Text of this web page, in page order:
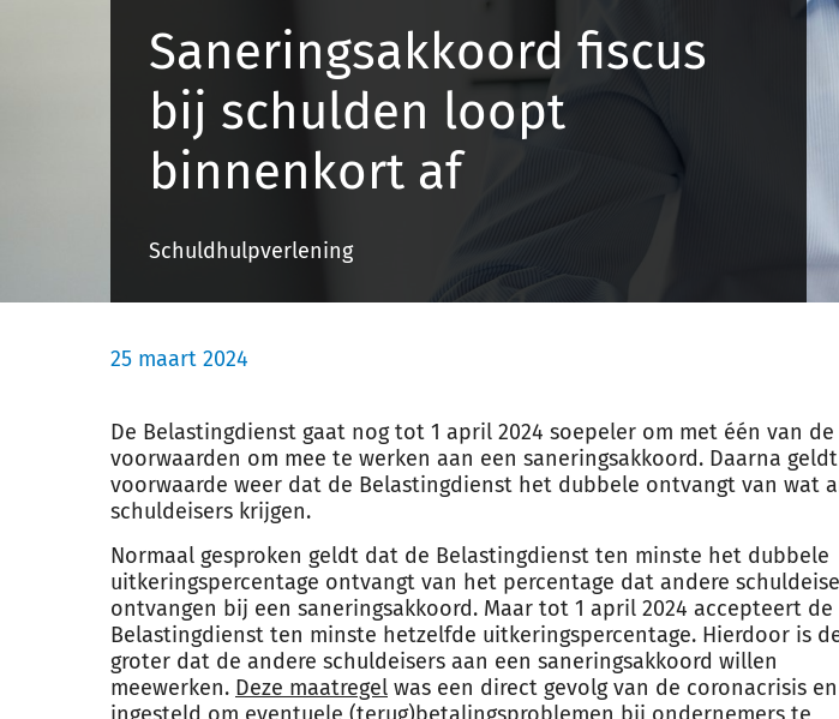
Saneringsakkoord fiscus
bij schulden loopt
binnenkort af
Schuldhulpverlening
25 maart 2024
De Belastingdienst gaat nog tot 1 april 2024 soepeler om met één van de
voorwaarden om mee te werken aan een saneringsakkoord. Daarna
voorwaarde weer dat de Belastingdienst het dubbele ontvangt van wat
schuldeisers krijgen.
Normaal gesproken geldt dat de Belastingdienst ten minste het dubbele
uitkeringspercentage ontvangt van het percentage dat andere
ontvangen bij een saneringsakkoord. Maar tot 1 april 2024 accepteert de
Belastingdienst ten minste hetzelfde uitkeringspercentage. Hierdoor is
groter dat de andere schuldeisers aan een saneringsakkoord willen
meewerken. Deze maatregel was een direct gevolg van de coronacrisis en